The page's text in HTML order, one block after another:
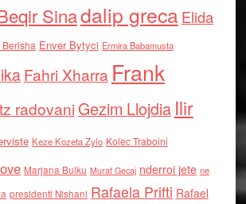
Sinadalip grecaElida
Berisha Enver Bytyci Ermira Babamusta
Fahri Xharra Frank
radovaniGezim Llojdia Ilir
Keze Kozeta Zylo Kolec Traboini
Marjana Bulku Murat Gecaj nderroi jete ne
presidenti Nishani Rafaela Prifti Rafael